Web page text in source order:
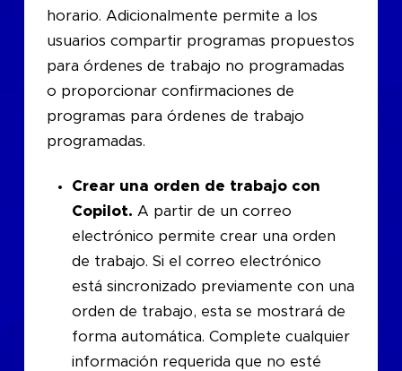
horario. Adicionalmente permite a los
usuarios compartir programas propuestos
para órdenes de trabajo no programadas
o proporcionar confirmaciones de
programas para órdenes de trabajo
programadas.
Crear una orden de trabajo con
Copilot. A partir de un correo
electrónico permite crear una orden
de trabajo. Si el correo electrónico
está sincronizado previamente con una
orden de trabajo, esta se mostrará de
forma automática. Complete cualquier
información requerida que no esté